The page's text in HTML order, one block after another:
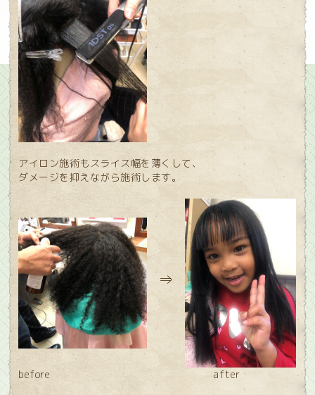
アイロン施術もスライス幅を薄くして、
ダメージを抑えながら施術します。
⇒
before after